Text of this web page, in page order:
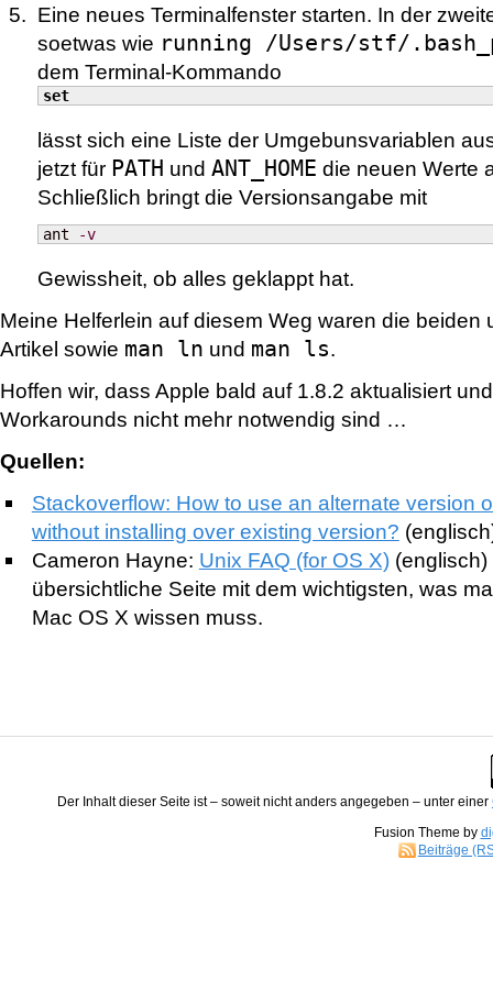
Eine neues Terminalfenster starten. In der
soetwas wie running /Users/stf/
dem Terminal-Kommando
set
lässt sich eine Liste der Umgebunsvariablen
jetzt für PATH und ANT_HOME die neuen Werte
Schließlich bringt die Versionsangabe mit
ant -v
Gewissheit, ob alles geklappt hat.
Meine Helferlein auf diesem Weg waren die beiden
Artikel sowie man ln und man ls.
Hoffen wir, dass Apple bald auf 1.8.2 aktualisiert
Workarounds nicht mehr notwendig sind …
Quellen:
Stackoverflow: How to use an alternate version
without installing over existing version?
Cameron Hayne: Unix FAQ (for OS X)(englisch)
übersichtliche Seite mit dem wichtigsten, was
Mac OS X wissen muss.
Der Inhaltdieser Seite ist – soweit nicht anders angegeben – unter einer
Fusion Theme by
Beiträge